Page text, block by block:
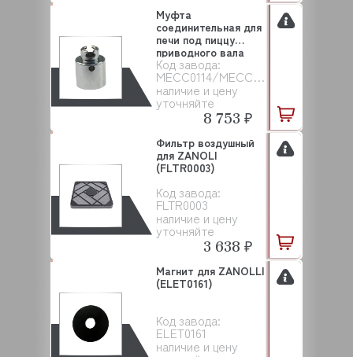
Код завода:
MECC0114/MECC0885
наличие и цену
уточняйте
Муфта
соединительная для
печи под пиццу
приводного вала
ZANOLLI (...
8 753 ₽
Код завода:
FLTR0003
наличие и цену
уточняйте
Фильтр воздушный
для ZANOLI
(FLTR0003)
3 638 ₽
Код завода:
ELET0161
наличие и цену
Магнит для ZANOLLI
(ELET0161)